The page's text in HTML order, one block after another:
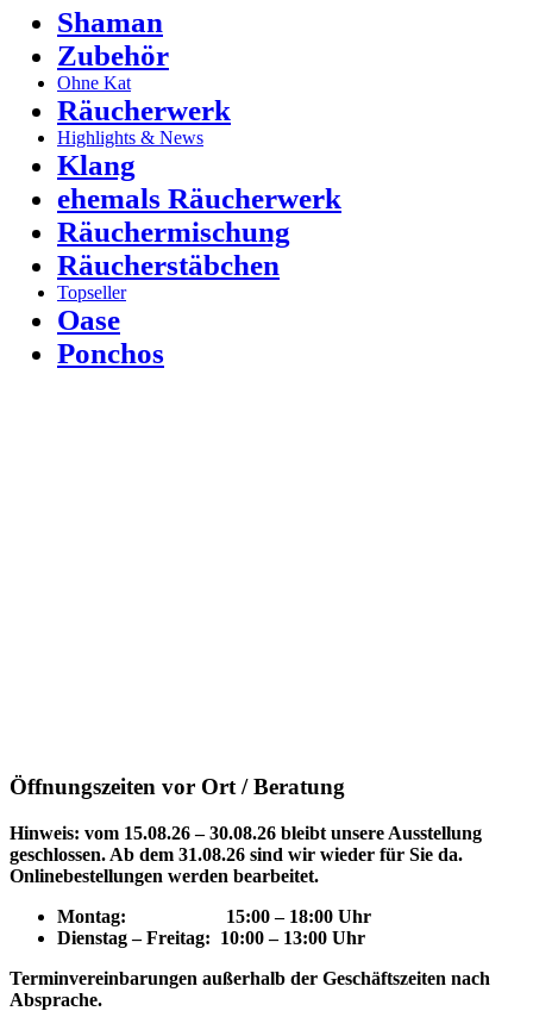
Shaman
Zubehör
Ohne Kat
Räucherwerk
Highlights & News
Klang
ehemals Räucherwerk
Räuchermischung
Räucherstäbchen
Topseller
Oase
Ponchos
Öffnungszeiten vor Ort / Beratung
Hinweis: vom 15.08.26 – 30.08.26 bleibt unsere Ausstellung
geschlossen. Ab dem 31.08.26 sind wir wieder für Sie da.
Onlinebestellungen werden bearbeitet.
Montag: 15:00 – 18:00 Uhr
Dienstag – Freitag: 10:00 – 13:00 Uhr
Terminvereinbarungen außerhalb der Geschäftszeiten nach
Absprache.